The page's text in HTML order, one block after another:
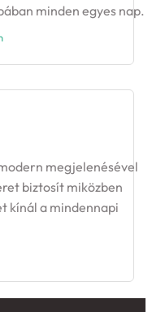
minden egyes nap.
megjelenésével
biztosít miközben
kínál a mindennapi